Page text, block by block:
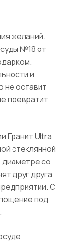
желаний.
№18 от
и
не оставит
превратит
ГранитUltra
стеклянной
диаметре со
друг друга
С
под